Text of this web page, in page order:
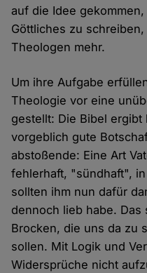
auf die Idee
Göttliches zu
Theologen mehr.
Um ihre Aufgabe
Theologie vor eine
gestellt: Die Bibel
vorgeblich gute
abstoßende: Eine Art
fehlerhaft, "sündhaft",
sollten ihm nun dafür
dennoch lieb habe.
Brocken, die uns da zu
sollen. Mit Logik und
Widersprüche nicht